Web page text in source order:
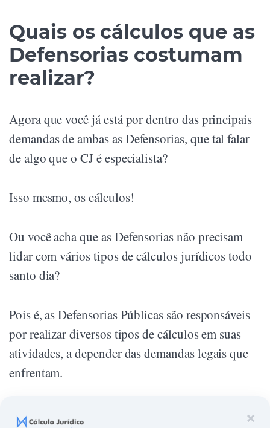
×
Quais os cálculos que as
Defensorias costumam
realizar?
Agora que você já está por dentro das principais
demandas de ambas as Defensorias, que tal falar
de algo que o CJ é especialista?
Isso mesmo, os cálculos!
Ou você acha que as Defensorias não precisam
lidar com vários tipos de cálculos jurídicos todo
santo dia?
Pois é, as Defensorias Públicas são responsáveis
por realizar diversos tipos de cálculos em suas
atividades, a depender das demandas legais que
enfrentam.
Agora, você vai conhecer alguns dos cálculos